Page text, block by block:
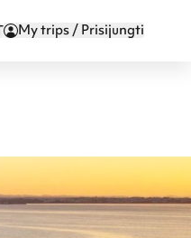
My trips / Prisijungti